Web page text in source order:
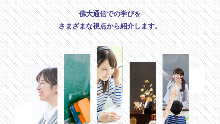
佛大通信での学びを
さまざまな視点から紹介します。